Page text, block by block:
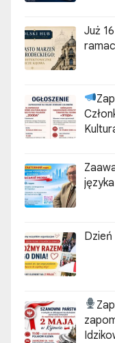
Już
Dzień